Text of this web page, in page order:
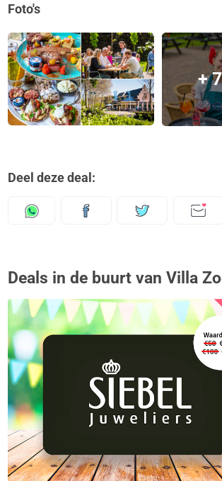
Foto's
+
Deel deze deal:
Deals in de buurt van Villa